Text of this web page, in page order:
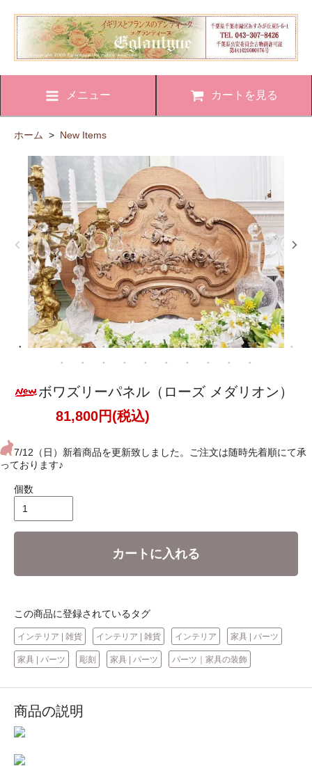
メニュー カートを見る
ホーム > New Items
ボワズリーパネル（ローズ メダリオン）
81,800円(税込)
7/12（日）新着商品を更新致しました。ご注文は随時先着順にて承
っております♪
個数
カートに入れる
この商品に登録されているタグ
インテリア | 雑貨 インテリア | 雑貨 インテリア 家具 | パーツ
家具 | パーツ 彫刻 家具 | パーツ パーツ｜家具の装飾
商品の説明